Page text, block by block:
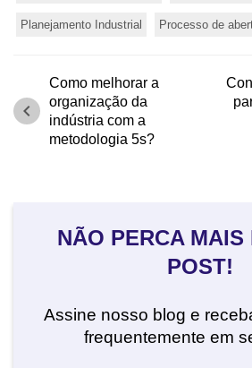
Planejamento Industrial Processo de
Como melhorar a
organização da
indústria com a
metodologia 5s?
chevron_left
NÃO PERCA MAIS
POST!
Assine nosso blog e
frequentemente em